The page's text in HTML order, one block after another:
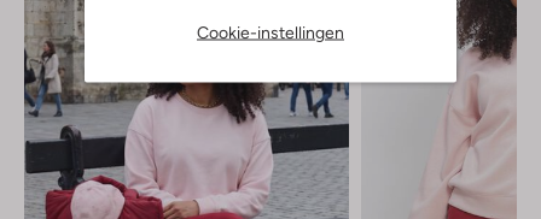
Cookie-instellingen